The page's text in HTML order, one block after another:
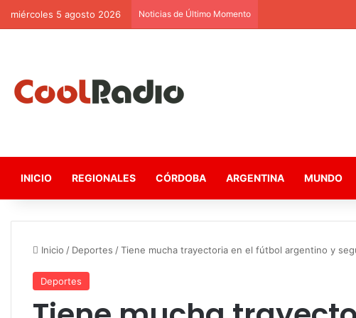
miércoles 5 agosto 2026 Noticias de Último Momento
INICIO REGIONALES CÓRDOBA ARGENTINA MUNDO
Inicio / Deportes /Tiene mucha trayectoria en el fútbol argentino y
Deportes